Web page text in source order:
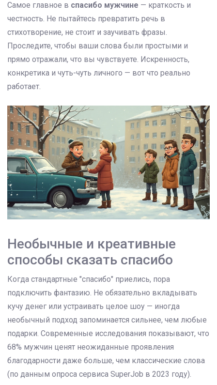
Самое главное в спасибо мужчине — краткость и
честность. Не пытайтесь превратить речь в
стихотворение, не стоит и заучивать фразы.
Проследите, чтобы ваши слова были простыми и
прямо отражали, что вы чувствуете. Искренность,
конкретика и чуть-чуть личного — вот что реально
работает.
Необычные и креативные
способы сказать спасибо
Когда стандартные "спасибо" приелись, пора
подключить фантазию. Не обязательно вкладывать
кучу денег или устраивать целое шоу — иногда
необычный подход запоминается сильнее, чем любые
подарки. Современные исследования показывают, что
68% мужчин ценят неожиданные проявления
благодарности даже больше, чем классические слова
(по данным опроса сервиса SuperJob в 2023 году).